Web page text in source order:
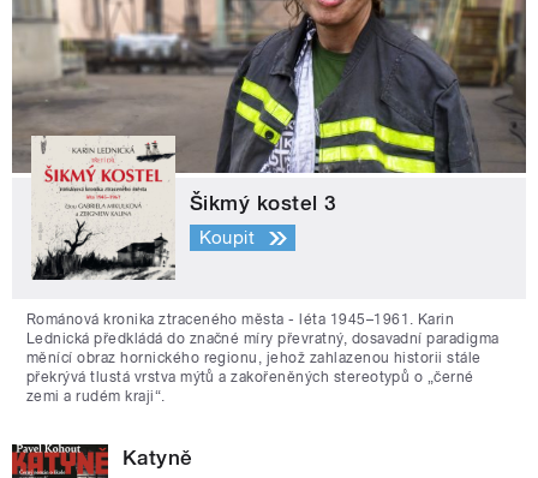
Šikmý kostel 3
Koupit
Románová kronika ztraceného města - léta 1945–1961. Karin
Lednická předkládá do značné míry převratný, dosavadní paradigma
měnící obraz hornického regionu, jehož zahlazenou historii stále
překrývá tlustá vrstva mýtů a zakořeněných stereotypů o „černé
zemi a rudém kraji“.
Katyně